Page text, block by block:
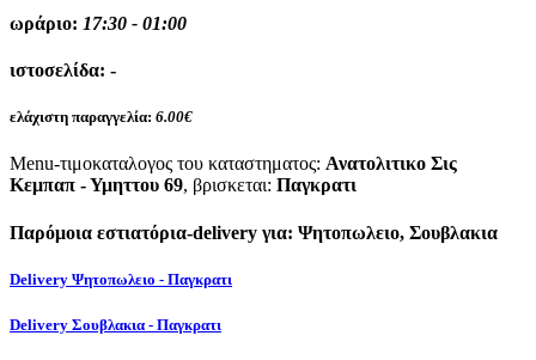
ωράριο: 17:30 - 01:00
ιστοσελίδα: -
ελάχιστη παραγγελία: 6.00€
Menu-τιμοκαταλογος του καταστηματος: Ανατολιτικο Σις
Κεμπαπ - Υμηττου 69, βρισκεται: Παγκρατι
Παρόμοια εστιατόρια-delivery για: Ψητοπωλειο, Σουβλακια
Delivery Ψητοπωλειο - Παγκρατι
Delivery Σουβλακια - Παγκρατι